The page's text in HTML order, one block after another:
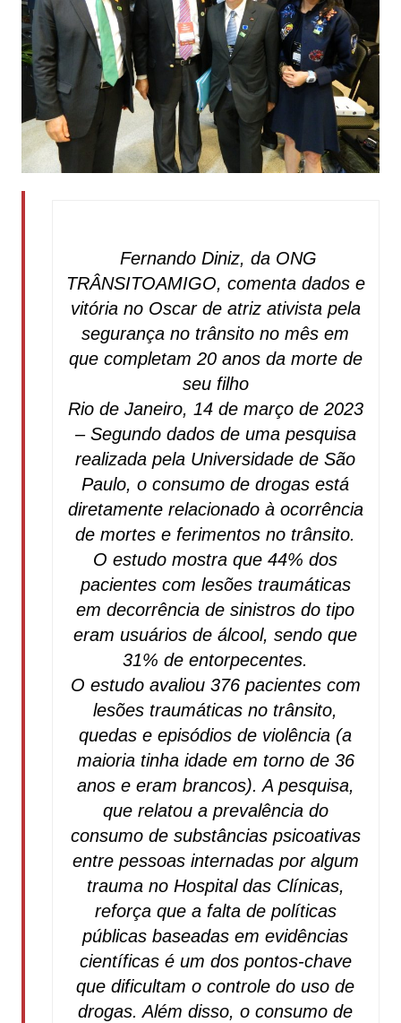
Fernando Diniz, da ONG
TRÂNSITOAMIGO, comenta dados e
vitória no Oscar de atriz ativista pela
segurança no trânsito no mês em
que completam 20 anos da morte de
seu filho
Rio de Janeiro, 14 de março de 2023
– Segundo dados de uma pesquisa
realizada pela Universidade de São
Paulo, o consumo de drogas está
diretamente relacionado à ocorrência
de mortes e ferimentos no trânsito.
O estudo mostra que 44% dos
pacientes com lesões traumáticas
em decorrência de sinistros do tipo
eram usuários de álcool, sendo que
31% de entorpecentes.
O estudo avaliou 376 pacientes com
lesões traumáticas no trânsito,
quedas e episódios de violência (a
maioria tinha idade em torno de 36
anos e eram brancos). A pesquisa,
que relatou a prevalência do
consumo de substâncias psicoativas
entre pessoas internadas por algum
trauma no Hospital das Clínicas,
reforça que a falta de políticas
públicas baseadas em evidências
científicas é um dos pontos-chave
que dificultam o controle do uso de
drogas. Além disso, o consumo de